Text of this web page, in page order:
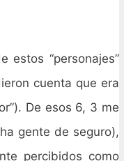
“personajes”
cuenta que era
De esos 6, 3 me
gente de seguro),
percibidos como